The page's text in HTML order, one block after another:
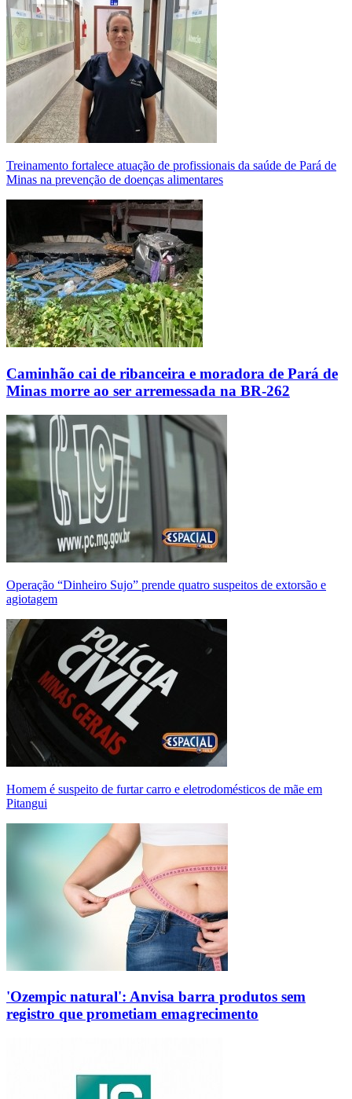
Treinamento fortalece atuação de profissionais da saúde de Pará de
Minas na prevenção de doenças alimentares
Caminhão cai de ribanceira e moradora de Pará de
Minas morre ao ser arremessada na BR-262
Operação “Dinheiro Sujo” prende quatro suspeitos de extorsão e
agiotagem
Homem é suspeito de furtar carro e eletrodomésticos de mãe em
Pitangui
'Ozempic natural': Anvisa barra produtos sem
registro que prometiam emagrecimento